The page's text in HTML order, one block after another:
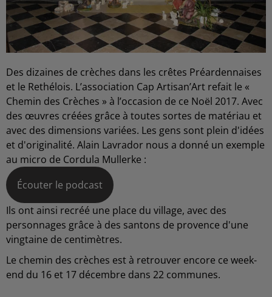
Des dizaines de crèches dans les crêtes Préardennaises
et le Rethélois. L’association Cap Artisan’Art refait le «
Chemin des Crèches » à l’occasion de ce Noël 2017. Avec
des œuvres créées grâce à toutes sortes de matériau et
avec des dimensions variées. Les gens sont plein d'idées
et d'originalité. Alain Lavrador nous a donné un exemple
au micro de Cordula Mullerke :
Écouter le podcast
Ils ont ainsi recréé une place du village, avec des
personnages grâce à des santons de provence d'une
vingtaine de centimètres.
Le chemin des crèches est à retrouver encore ce week-
end du 16 et 17 décembre dans 22 communes.